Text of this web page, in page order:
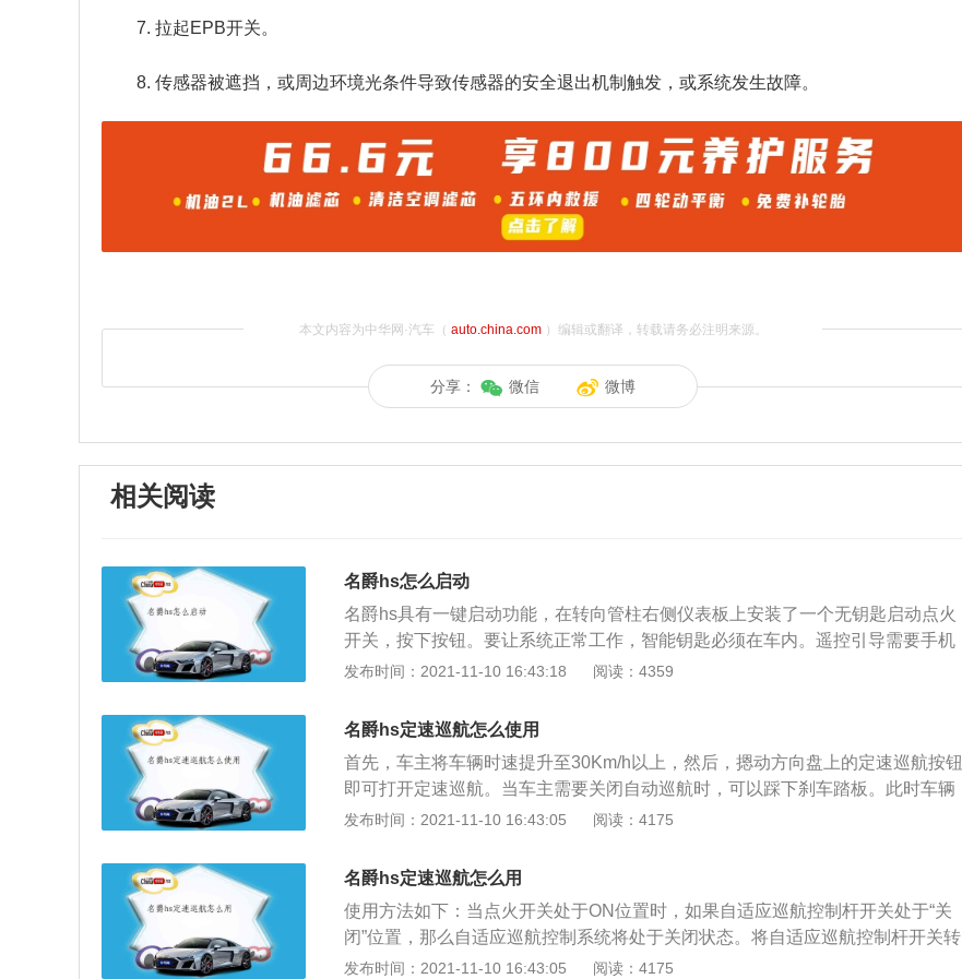
7. 拉起EPB开关。
8. 传感器被遮挡，或周边环境光条件导致传感器的安全退出机制触发，或系统发生故障。
本文内容为中华网·汽车（ auto.china.com）编辑或翻译，转载请务必注明来源。
分享： 微信 微博
相关阅读
名爵hs怎么启动
名爵hs具有一键启动功能，在转向管柱右侧仪表板上安装了一个无钥匙启动点火
开关，按下按钮。要让系统正常工作，智能钥匙必须在车内。遥控引导需要手机
下载“斑马智行”软件，通过手机进行遥控引导。引擎开机：关闭所有不必要的电
解释：变速杆在其他位置时，发动机不能启动。配备手动变速器的车辆在完全踩
踏离合器踏板时，必须把齿轮放到空齿轮上。按动仪表板上的“启动”按钮，汽车
引擎启动后立即释放按钮。
发布时间：2021-11-10 16:43:18 阅读：4359
名爵hs定速巡航怎么使用
首先，车主将车辆时速提升至30Km/h以上，然后，摁动方向盘上的定速巡航按钮
即可打开定速巡航。当车主需要关闭自动巡航时，可以踩下刹车踏板。此时车辆
的自动巡航关闭。使用定速巡航功能时应注意以下几点：首先车辆的定速巡航并
能，车主很有可能来不及反应，其次在高速上行驶时，车主不应完全依赖电子巡
航，长时间使用定速巡航可能会降低车主的反应时间，部分车主曾经发生过使用
定速巡航时睡着，进而引发事故的情况发生，所以车主在使用定速巡航功能时，
应时刻保持清醒。定速巡航的主要功能是用来缓解车主脚踝部的疲劳，长时间以
一个角度踩踏油门踏板，确实会让人非常劳累。
发布时间：2021-11-10 16:43:05 阅读：4175
名爵hs定速巡航怎么用
使用方法如下：当点火开关处于ON位置时，如果自适应巡航控制杆开关处于“关
闭”位置，那么自适应巡航控制系统将处于关闭状态。将自适应巡航控制杆开关转
到“on”位置，仪表板上的自适应巡航控制系统状态指示灯以黄色点亮，并且自适
发布时间：2021-11-10 16:43:05 阅读：4175